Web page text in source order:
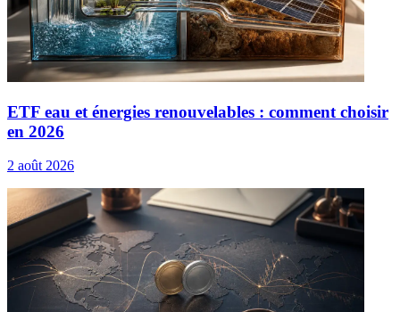
ETF eau et énergies renouvelables : comment choisir
en 2026
2 août 2026